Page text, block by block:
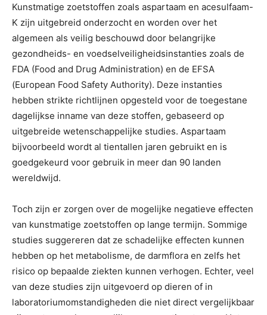
Kunstmatige zoetstoffen zoals aspartaam en acesulfaam-
K zijn uitgebreid onderzocht en worden over het
algemeen als veilig beschouwd door belangrijke
gezondheids- en voedselveiligheidsinstanties zoals de
FDA (Food and Drug Administration) en de EFSA
(European Food Safety Authority). Deze instanties
hebben strikte richtlijnen opgesteld voor de toegestane
dagelijkse inname van deze stoffen, gebaseerd op
uitgebreide wetenschappelijke studies. Aspartaam
bijvoorbeeld wordt al tientallen jaren gebruikt en is
goedgekeurd voor gebruik in meer dan 90 landen
wereldwijd.
Toch zijn er zorgen over de mogelijke negatieve effecten
van kunstmatige zoetstoffen op lange termijn. Sommige
studies suggereren dat ze schadelijke effecten kunnen
hebben op het metabolisme, de darmflora en zelfs het
risico op bepaalde ziekten kunnen verhogen. Echter, veel
van deze studies zijn uitgevoerd op dieren of in
laboratoriumomstandigheden die niet direct vergelijkbaar